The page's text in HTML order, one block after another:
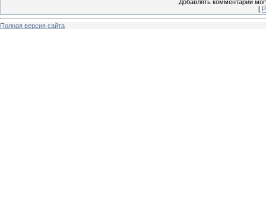
Добавлять комментарии
[
Полная версия сайта